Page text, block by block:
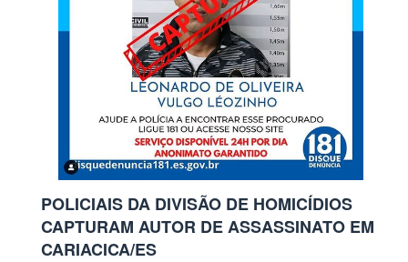
POLICIAIS DA DIVISÃO DE HOMICÍDIOS
CAPTURAM AUTOR DE ASSASSINATO EM
CARIACICA/ES